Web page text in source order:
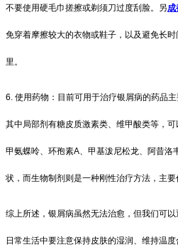
不要使用硬毛巾搓擦或剃须刀过度刮脸。另成
免穿着摩擦较大的衣物或鞋子，以及避免长
里。
6. 使用药物：目前可用于治疗银屑病的药品
其中局部剂有糖皮质激素类、维甲酸类等，
甲氨蝶呤、环孢素A、甲基泼尼松龙、阿昔洛
状，而生物制剂则是一种刚性治疗方法，主要
综上所述，银屑病虽然无法治愈，但我们可
日常生活中要注意保持皮肤的湿润、维持温